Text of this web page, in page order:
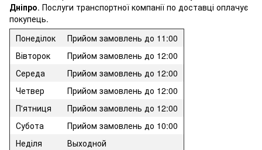
Дніпро. Послуги транспортної компанії по доставці оплачує
покупець.
Понеділок
Прийом замовлень до 11:00
Вівторок
Прийом замовлень до 12:00
Середа
Прийом замовлень до 12:00
Четвер
Прийом замовлень до 12:00
П'ятниця
Прийом замовлень до 12:00
Субота
Прийом замовлень до 10:00
Неділя
Выходной